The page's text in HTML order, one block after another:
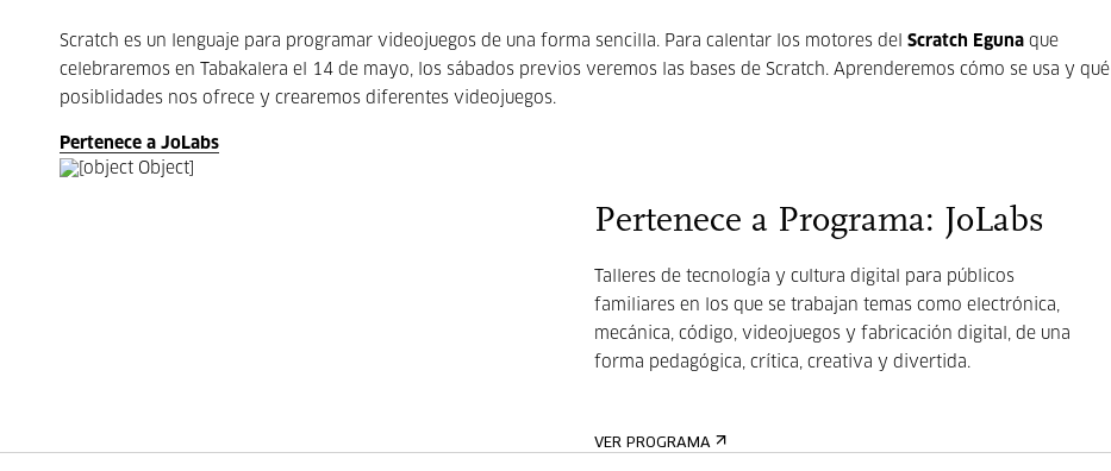
Scratch es un lenguaje para programar videojuegos de una forma sencilla. Para calentar los motores del Scratch Eguna que
celebraremos en Tabakalera el 14 de mayo, los sábados previos veremos las bases de Scratch. Aprenderemos cómo se usa y qué
posiblidades nos ofrece y crearemos diferentes videojuegos.
Pertenece a JoLabs
Pertenece a Programa: JoLabs
Talleres de tecnología y cultura digital para públicos
familiares en los que se trabajan temas como electrónica,
mecánica, código, videojuegos y fabricación digital, de una
forma pedagógica, crítica, creativa y divertida.
VER PROGRAMA